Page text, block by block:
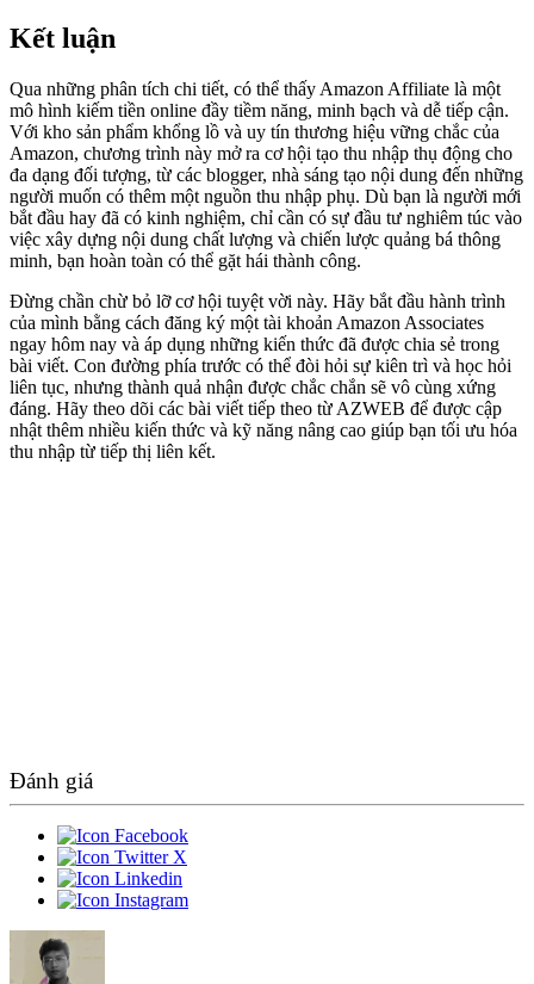
Kết luận
Qua những phân tích chi tiết, có thể thấy Amazon Affiliate là một
mô hình kiếm tiền online đầy tiềm năng, minh bạch và dễ tiếp cận.
Với kho sản phẩm khổng lồ và uy tín thương hiệu vững chắc của
Amazon, chương trình này mở ra cơ hội tạo thu nhập thụ động cho
đa dạng đối tượng, từ các blogger, nhà sáng tạo nội dung đến những
người muốn có thêm một nguồn thu nhập phụ. Dù bạn là người mới
bắt đầu hay đã có kinh nghiệm, chỉ cần có sự đầu tư nghiêm túc vào
việc xây dựng nội dung chất lượng và chiến lược quảng bá thông
minh, bạn hoàn toàn có thể gặt hái thành công.
Đừng chần chừ bỏ lỡ cơ hội tuyệt vời này. Hãy bắt đầu hành trình
của mình bằng cách đăng ký một tài khoản Amazon Associates
ngay hôm nay và áp dụng những kiến thức đã được chia sẻ trong
bài viết. Con đường phía trước có thể đòi hỏi sự kiên trì và học hỏi
liên tục, nhưng thành quả nhận được chắc chắn sẽ vô cùng xứng
đáng. Hãy theo dõi các bài viết tiếp theo từ AZWEB để được cập
nhật thêm nhiều kiến thức và kỹ năng nâng cao giúp bạn tối ưu hóa
thu nhập từ tiếp thị liên kết.
Đánh giá